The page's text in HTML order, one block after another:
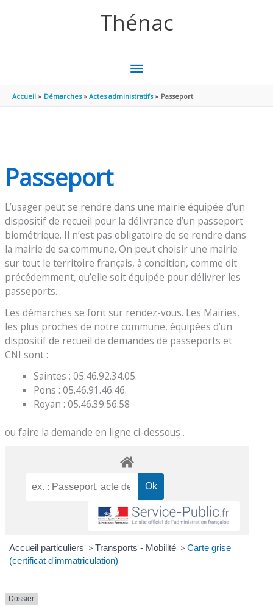
Thénac
MENU
PRINCIPAL
Accueil Démarches Actes administratifs Passeport
Passeport
L’usager peut se rendre dans une mairie équipée d’un
dispositif de recueil pour la délivrance d’un passeport
biométrique. Il n’est pas obligatoire de se rendre dans
la mairie de sa commune. On peut choisir une mairie
sur tout le territoire français, à condition, comme dit
précédemment, qu’elle soit équipée pour délivrer les
passeports.
Les démarches se font sur rendez-vous. Les Mairies,
les plus proches de notre commune, équipées d’un
dispositif de recueil de demandes de passeports et
CNI sont :
Saintes : 05.46.92.34.05.
Pons : 05.46.91.46.46.
Royan : 05.46.39.56.58
ou faire la demande en ligne ci-dessous .
Accueil particuliers > Transports - Mobilité > Carte grise
(certificat d'immatriculation)
Dossier